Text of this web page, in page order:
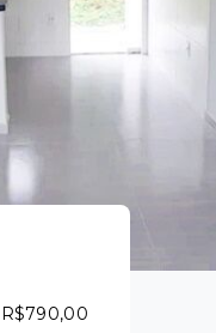
R$790,00